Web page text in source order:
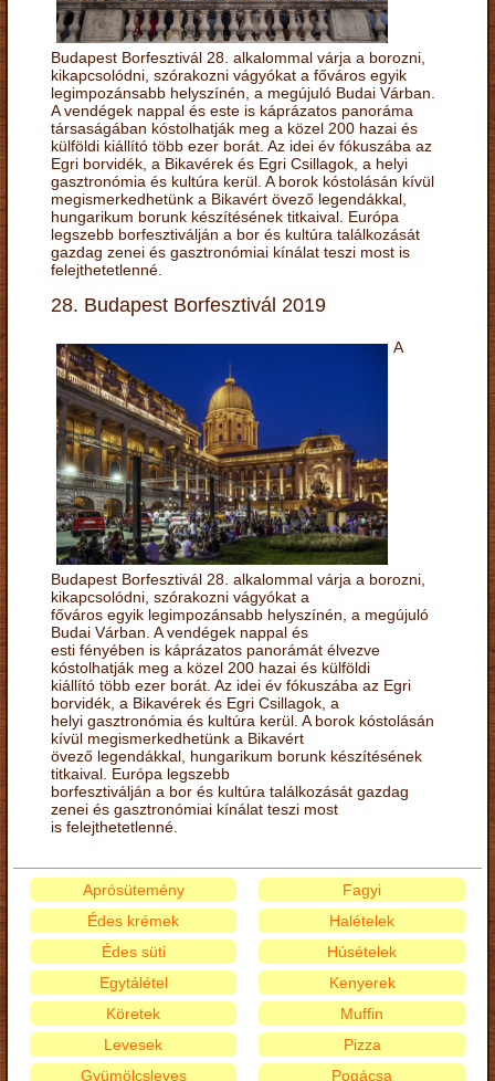
Budapest Borfesztivál 28. alkalommal várja a borozni,
kikapcsolódni, szórakozni vágyókat a főváros egyik
legimpozánsabb helyszínén, a megújuló Budai Várban.
A vendégek nappal és este is káprázatos panoráma
társaságában kóstolhatják meg a közel 200 hazai és
külföldi kiállító több ezer borát. Az idei év fókuszába az
Egri borvidék, a Bikavérek és Egri Csillagok, a helyi
gasztronómia és kultúra kerül. A borok kóstolásán kívül
megismerkedhetünk a Bikavért övező legendákkal,
hungarikum borunk készítésének titkaival. Európa
legszebb borfesztiválján a bor és kultúra találkozását
gazdag zenei és gasztronómiai kínálat teszi most is
felejthetetlenné.
28. Budapest Borfesztivál 2019
A
Budapest Borfesztivál 28. alkalommal várja a borozni,
kikapcsolódni, szórakozni vágyókat a
főváros egyik legimpozánsabb helyszínén, a megújuló
Budai Várban. A vendégek nappal és
esti fényében is káprázatos panorámát élvezve
kóstolhatják meg a közel 200 hazai és külföldi
kiállító több ezer borát. Az idei év fókuszába az Egri
borvidék, a Bikavérek és Egri Csillagok, a
helyi gasztronómia és kultúra kerül. A borok kóstolásán
kívül megismerkedhetünk a Bikavért
övező legendákkal, hungarikum borunk készítésének
titkaival. Európa legszebb
borfesztiválján a bor és kultúra találkozását gazdag
zenei és gasztronómiai kínálat teszi most
is felejthetetlenné.
Aprósütemény
Édes krémek
Édes süti
Egytálétel
Fagyi
Halételek
Húsételek
Kenyerek
Köretek
Levesek
Gyümölcsleves
Muffin
Pizza
Pogácsa